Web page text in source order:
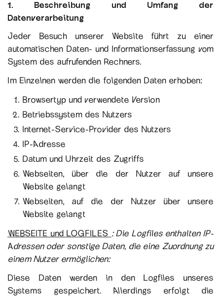
1. Beschreibung und Umfang der
Datenverarbeitung
Jeder Besuch unserer Website führt zu einer
automatischen Daten- und Informationserfassung vom
System des aufrufenden Rechners.
Im Einzelnen werden die folgenden Daten erhoben:
Browsertyp und verwendete Version
Betriebssystem des Nutzers
Internet-Service-Provider des Nutzers
IP-Adresse
Datum und Uhrzeit des Zugriffs
Webseiten, über die der Nutzer auf unsere
Website gelangt
Webseiten, auf die der Nutzer über unsere
Website gelangt
WEBSEITE und LOGFILES : Die Logfiles enthalten IP-
Adressen oder sonstige Daten, die eine Zuordnung zu
einem Nutzer ermöglichen:
Diese Daten werden in den Logfiles unseres
Systems gespeichert. Allerdings erfolgt die